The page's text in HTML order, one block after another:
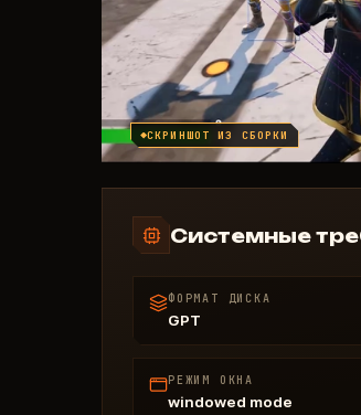
СКРИНШОТ ИЗ СБОРКИ
Системные
ФОРМАТ ДИСКА
GPT
РЕЖИМ ОКНА
windowed mode